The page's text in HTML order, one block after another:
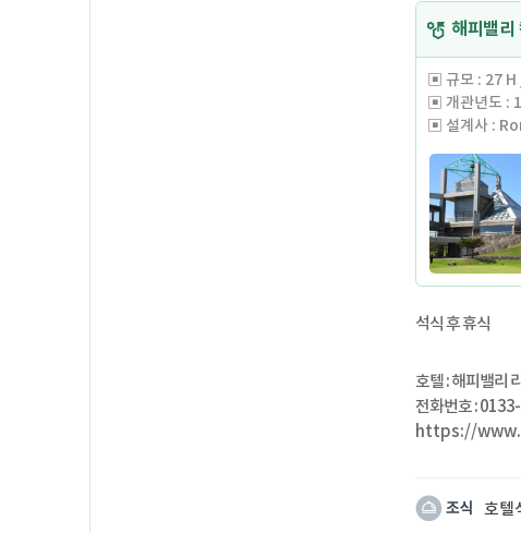
해피밸리
▣ 규모 : 27
▣ 개관년도 :
▣ 설계사 :
해피밸리 골
대로, 레이아
언듈레이션을
속에서 즐기자
페어웨이로부
함 속에, 공략
석식 후 휴식
호텔 : 해피밸리
전화번호 :
https://
호텔